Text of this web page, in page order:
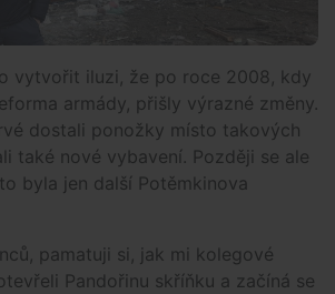
vytvořit iluzi, že po roce 2008, kdy
armády, přišly výrazné změny.
dostali ponožky místo takových
také nové vybavení. Později se ale
byla jen další Potěmkinova
pamatuji si, jak mi kolegové
Pandořinu skříňku a začíná se